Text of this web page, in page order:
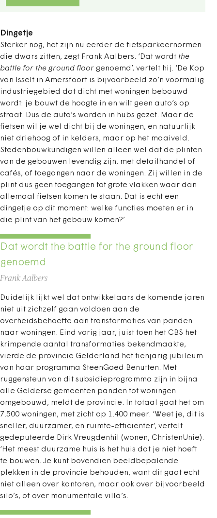
Dingetje
Sterker nog, het zijn nu eerder de fietsparkeernormen
die dwars zitten, zegt Frank Aalbers. ‘Dat wordt the
battle for the ground floor genoemd’, vertelt hij. ‘De Kop
van Isselt in Amersfoort is bijvoorbeeld zo’n voormalig
industriegebied dat dicht met woningen bebouwd
wordt: je bouwt de hoogte in en wilt geen auto’s op
straat. Dus de auto’s worden in hubs gezet. Maar de
fietsen wil je wel dicht bij de woningen, en natuurlijk
niet driehoog of in kelders, maar op het maaiveld.
Stedenbouwkundigen willen alleen wel dat de plinten
van de gebouwen levendig zijn, met detailhandel of
cafés, of toegangen naar de woningen. Zij willen in de
plint dus geen toegangen tot grote vlakken waar dan
allemaal fietsen komen te staan. Dat is echt een
dingetje op dit moment: welke functies moeten er in
die plint van het gebouw komen?’
Dat wordt the battle for the ground floor
genoemd
Frank Aalbers
Duidelijk lijkt wel dat ontwikkelaars de komende jaren
niet uit zichzelf gaan voldoen aan de
overheidsbehoefte aan transformaties van panden
naar woningen. Eind vorig jaar, juist toen het CBS het
krimpende aantal transformaties bekendmaakte,
vierde de provincie Gelderland het tienjarig jubileum
van haar programma SteenGoed Benutten. Met
ruggensteun van dit subsidieprogramma zijn in bijna
alle Gelderse gemeenten panden tot woningen
omgebouwd, meldt de provincie. In totaal gaat het om
7.500 woningen, met zicht op 1.400 meer. ‘Weet je, dit is
sneller, duurzamer, en ruimte-efficiënter’, vertelt
gedeputeerde Dirk Vreugdenhil (wonen, ChristenUnie).
‘Het meest duurzame huis is het huis dat je niet hoeft
te bouwen. Je kunt bovendien beeldbepalende
plekken in de provincie behouden, want dit gaat echt
niet alleen over kantoren, maar ook over bijvoorbeeld
silo’s, of over monumentale villa’s.